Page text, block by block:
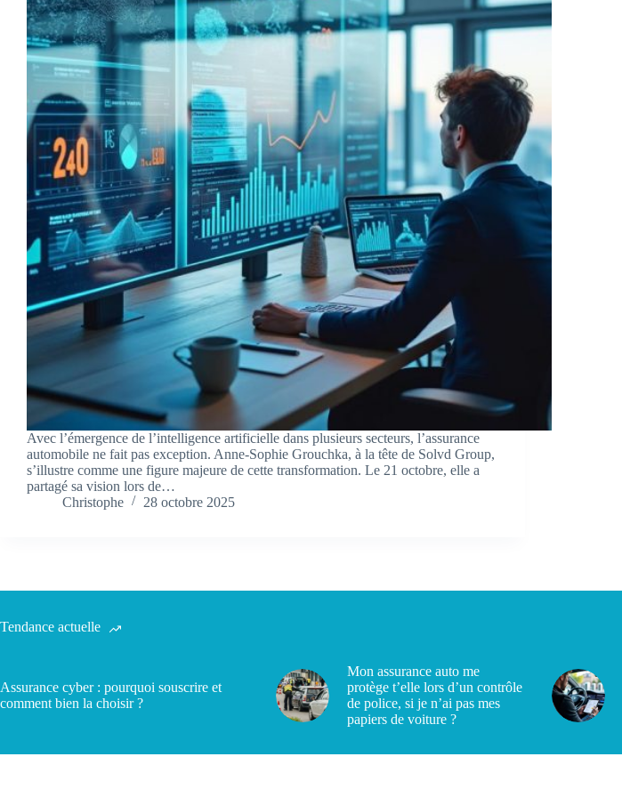
Avec l’émergence de l’intelligence artificielle dans plusieurs secteurs, l’assurance
automobile ne fait pas exception. Anne-Sophie Grouchka, à la tête de Solvd Group,
s’illustre comme une figure majeure de cette transformation. Le 21 octobre, elle a
partagé sa vision lors de…
Christophe
28 octobre 2025
Tendance actuelle
Assurance cyber : pourquoi souscrire et
comment bien la choisir ?
Mon assurance auto me
protège t’elle lors d’un contrôle
de police, si je n’ai pas mes
papiers de voiture ?